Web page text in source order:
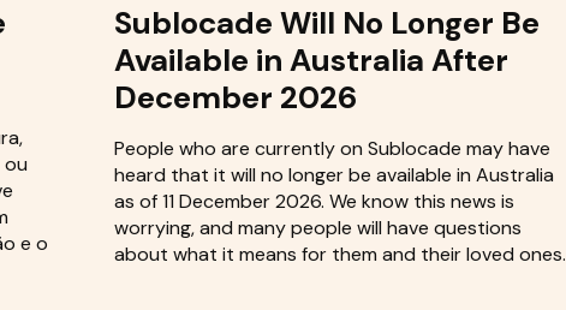
e o
Sublocade Will No Longer Be
Available in Australia After
December 2026
People who are currently on Sublocade may have
heard that it will no longer be available in Australia
as of 11 December 2026. We know this news is
worrying, and many people will have questions
about what it means for them and their loved ones.